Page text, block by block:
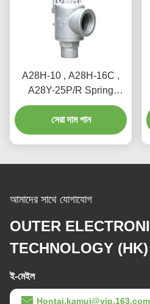
A28H-10 , A28H-16C ,
A28Y-25P/R Spring
loaded full lift safety valve
witha lever（A28H）
সেরা দাম পান
আমাদের সাথে যোগাযোগ
OUTER
TECHNOLOGY
ই-মেইল
Hontai.kamui@vip.163.com